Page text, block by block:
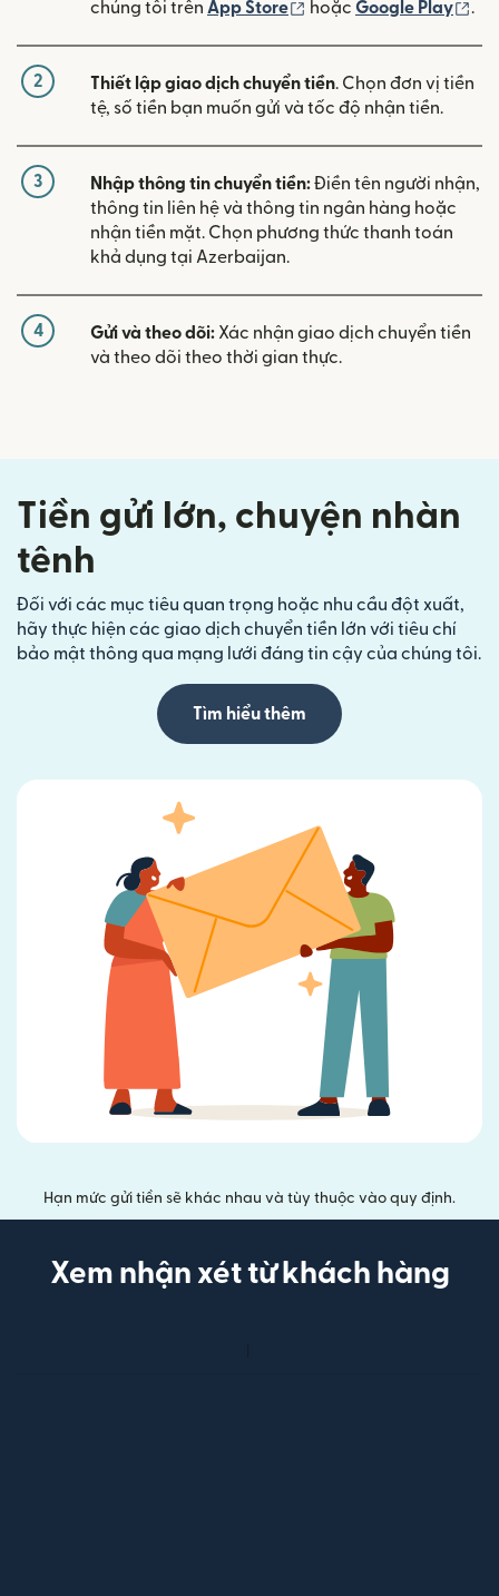
chúng tôi trên App Store (mở trong cửa sổ mới)
hoặc Google Play .
2 Thiết lập giao dịch chuyển tiền. Chọn đơn vị tiền
tệ, số tiền bạn muốn gửi và tốc độ nhận tiền.
3 Nhập thông tin chuyển tiền:Điền tên người nhận,
thông tin liên hệ và thông tin ngân hàng hoặc
nhận tiền mặt. Chọn phương thức thanh toán
khả dụng tại Azerbaijan.
4 Gửi và theo dõi: Xác nhận giao dịch chuyển tiền
và theo dõi theo thời gian thực.
Tiền gửi lớn, chuyện nhàn
tênh
Đối với các mục tiêu quan trọng hoặc nhu cầu đột xuất,
hãy thực hiện các giao dịch chuyển tiền lớn với tiêu chí
bảo mật thông qua mạng lưới đáng tin cậy của chúng tôi.
Tìm hiểu thêm
Hạn mức gửi tiền sẽ khác nhau và tùy thuộc vào quy định.
Xem nhận xét từ khách hàng